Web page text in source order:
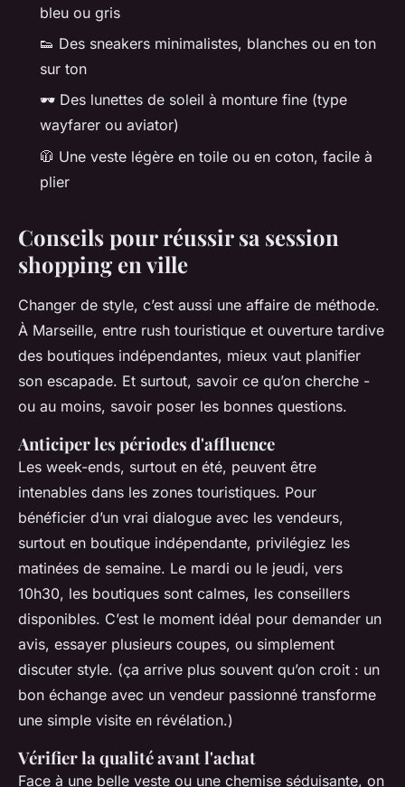
bleu ou gris
👟 Des sneakers minimalistes, blanches ou en ton
sur ton
🕶️ Des lunettes de soleil à monture fine (type
wayfarer ou aviator)
🧥 Une veste légère en toile ou en coton, facile à
plier
Conseils pour réussir sa session
shopping en ville
Changer de style, c’est aussi une affaire de méthode.
À Marseille, entre rush touristique et ouverture tardive
des boutiques indépendantes, mieux vaut planifier
son escapade. Et surtout, savoir ce qu’on cherche -
ou au moins, savoir poser les bonnes questions.
Anticiper les périodes d'affluence
Les week-ends, surtout en été, peuvent être
intenables dans les zones touristiques. Pour
bénéficier d’un vrai dialogue avec les vendeurs,
surtout en boutique indépendante, privilégiez les
matinées de semaine. Le mardi ou le jeudi, vers
10h30, les boutiques sont calmes, les conseillers
disponibles. C’est le moment idéal pour demander un
avis, essayer plusieurs coupes, ou simplement
discuter style. (ça arrive plus souvent qu’on croit : un
bon échange avec un vendeur passionné transforme
une simple visite en révélation.)
Vérifier la qualité avant l'achat
Face à une belle veste ou une chemise séduisante, on